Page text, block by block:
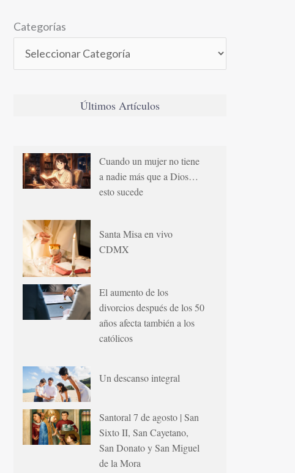
Categorías
Últimos Artículos
Cuando un mujer no tiene
a nadie más que a Dios…
esto sucede
Santa Misa en vivo
CDMX
El aumento de los
divorcios después de los 50
años afecta también a los
católicos
Un descanso integral
Santoral 7 de agosto | San
Sixto II, San Cayetano,
San Donato y San Miguel
de la Mora